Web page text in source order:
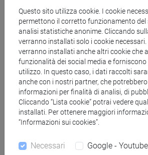
Materiali didattici
Materiali su Moodle
Corsi di studio e percorsi
[ET4] ECONOMIA E
economia e commercio
Questo sito utilizza cookie. I cookie
permettono il corretto funzionamento
analisi statistiche anonime. Cliccando
verranno installati solo i cookie necessari.
verranno installati anche altri cookie che
funzionalità dei social media e
utilizzo. In questo caso, i dati raccolti
anche con i nostri partner, che
informazioni per finalità di analisi, di
Cliccando “Lista cookie” potrai vedere
installati. Per ottenere maggiori
“Informazioni sui cookies”.
Necessari Google - Youtube